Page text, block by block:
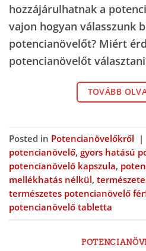
hozzájárulhatnak a
vajon hogyan válasszunk
potencianövelőt? Miért
potencianövelőt
TOVÁBB
Posted in Potencianövelőkről |
potencianövelő, gyors hatású
potencianövelő kapszula,
mellékhatás nélkül,
természetes potencianövelő
potencianövelő tabletta